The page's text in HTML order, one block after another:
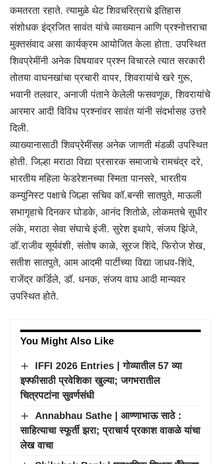
कमतरता रहाते. त्यामुळे थेट शिवचरित्राचेइतिहास
संशोधक इंद्रजित सावंतयांचे व्याख्यान आणि प्रश्नोत्तराचा
मुक्तसंवाद असा कार्यक्रम आयोजित केला होता. उपस्थित
शिवप्रेमींनी अनेक विषयावर प्रश्न विचारले त्यात सरकारी
तोतया वाघनखांचा प्रचारी वापर, शिवरायांचे खरे गुरू,
भवानी तलवार, अनाजी पंताने केलेली फसवणूक, शिवरायांचे
आरमार आदी विविध प्रश्नांवर सावंत यांनी संदर्भासह उत्तरे
दिली.
व्याख्यानासाठी शिवप्रेमींसह अनेक जाणती मंडळी उपस्थित
होती. जिल्हा मराठा विद्या प्रसारक समाजाचे रामचंद्र दरे,
भारतीय महिला फेडरेशनच्या स्मिता पानसरे, भारतीय
कम्युनिस्ट पक्षाचे जिल्हा सचिव कॉ.बन्सी सातपुते, माऊली
सभागृहाचे दिनकर घोडके, आनंद शितोळे, लोकमतचे सुधीर
लंके, मराठा सेवा संघाचे इंजी. सुरेश इथापे, संजय झिंजे,
डॉ.राजीव सूर्यवंशी, संतोष काळे, सूरज शिंदे, फिरोज शेख,
सतीश सातपुते, आम आदमी पार्टीच्या विद्या जाधव-शिंदे,
राजेंद्र कर्डिले, डॉ. धनक, संजय वाघ आदी मान्यवर
उपस्थित होते.
You Might Also Like
IFFI 2026 Entries | गोव्यातील 57 व्या
इफ्फीसाठी प्रवेशिका खुल्या; जगभरातील
चित्रपटांना सुवर्णसंधी
Annabhau Sathe | आण्णाभाऊ साठे :
साहित्याचा स्फूर्ती झरा; प्राचार्य प्रकाश वाकळे यांचा
लेख वाचा